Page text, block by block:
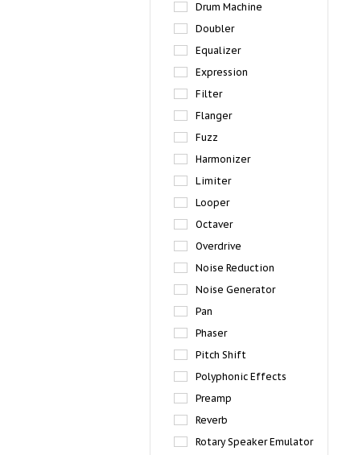
Drum Machine
Doubler
Equalizer
Expression
Filter
Flanger
Fuzz
Harmonizer
Limiter
Looper
Octaver
Overdrive
Noise Reduction
Noise Generator
Pan
Phaser
Pitch Shift
Polyphonic Effects
Preamp
Reverb
Rotary Speaker Emulator